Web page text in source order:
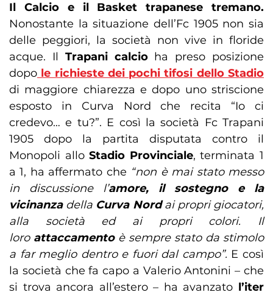
Il Calcio e il Basket trapanese tremano.
Nonostante la situazione dell’Fc 1905 non sia
delle peggiori, la società non vive in floride
acque. Il Trapani calcioha preso posizione
dopo le richieste dei pochi tifosi dello Stadio
di maggiore chiarezza e dopo uno striscione
esposto in Curva Nord che recita “Io ci
credevo… e tu?”. E così la società Fc Trapani
1905 dopo la partita disputata contro il
Monopoli alloStadio Provinciale, terminata 1
a 1, ha affermato che “non è mai stato messo
in discussione l’amore, il sostegno e la
vicinanzadella Curva Nordai propri giocatori,
alla società ed ai propri colori. Il
loro attaccamentoè sempre stato da stimolo
a far meglio dentro e fuori dal campo”. E così
la società che fa capo a Valerio Antonini – che
si trova ancora all’estero – ha avanzato l’iter